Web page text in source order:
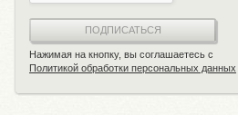
ПОДПИСАТЬСЯ
Нажимая на кнопку, вы соглашаетесь с
Политикой обработки персональных данных